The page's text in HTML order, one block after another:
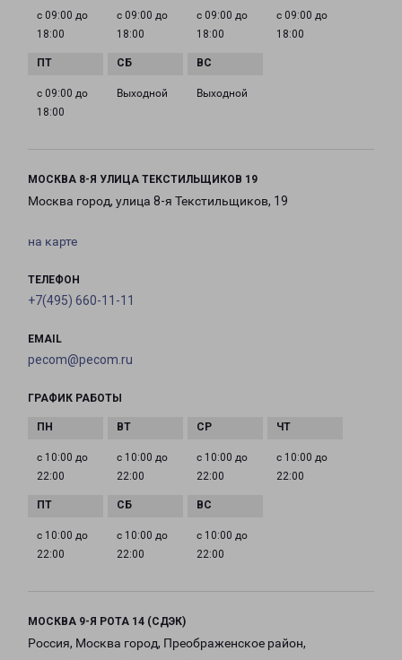
с 09:00 до
18:00
с 09:00 до
18:00
с 09:00 до
18:00
с 09:00 до
18:00
с 09:00 до
18:00
Выходной Выходной
МОСКВА 8-Я УЛИЦА ТЕКСТИЛЬЩИКОВ 19
Москва город, улица 8-я Текстильщиков, 19
на карте
ТЕЛЕФОН
+7(495) 660-11-11
EMAIL
pecom@pecom.ru
ГРАФИК РАБОТЫ
с 10:00 до
22:00
с 10:00 до
22:00
с 10:00 до
22:00
с 10:00 до
22:00
с 10:00 до
22:00
с 10:00 до
22:00
с 10:00 до
22:00
МОСКВА 9-Я РОТА 14 (СДЭК)
Россия, Москва город, Преображенское район,